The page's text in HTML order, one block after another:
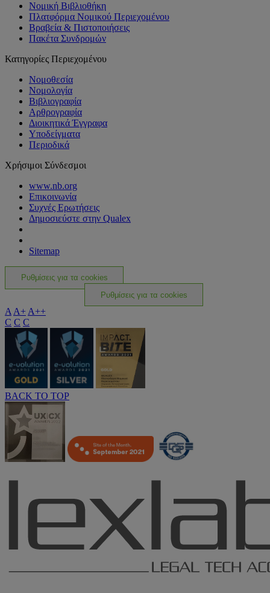
Νομική Βιβλιοθήκη
Πλατφόρμα Νομικού Περιεχομένου
Βραβεία & Πιστοποιήσεις
Πακέτα Συνδρομών
Κατηγορίες Περιεχομένου
Νομοθεσία
Νομολογία
Βιβλιογραφία
Αρθρογραφία
Διοικητικά Έγγραφα
Υποδείγματα
Περιοδικά
Χρήσιμοι Σύνδεσμοι
www.nb.org
Επικοινωνία
Συχνές Ερωτήσεις
Δημοσιεύστε στην Qualex
Sitemap
Ρυθμίσεις για τα cookies
Ρυθμίσεις για τα cookies
A A+ A++
C C C
BACK TO TOP